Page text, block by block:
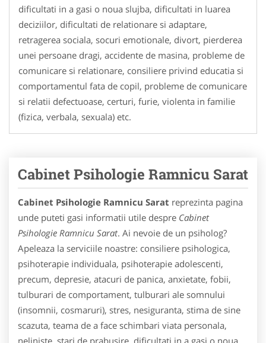
dificultati in a gasi o noua slujba, dificultati in luarea
deciziilor, dificultati de relationare si adaptare,
retragerea sociala, socuri emotionale, divort, pierderea
unei persoane dragi, accidente de masina, probleme de
comunicare si relationare, consiliere privind educatia si
comportamentul fata de copil, probleme de comunicare
si relatii defectuoase, certuri, furie, violenta in familie
(fizica, verbala, sexuala) etc.
Cabinet Psihologie Ramnicu Sarat
Cabinet Psihologie Ramnicu Sarat reprezinta pagina
unde puteti gasi informatii utile despre Cabinet
Psihologie Ramnicu Sarat. Ai nevoie de un psiholog?
Apeleaza la serviciile noastre: consiliere psihologica,
psihoterapie individuala, psihoterapie adolescenti,
precum, depresie, atacuri de panica, anxietate, fobii,
tulburari de comportament, tulburari ale somnului
(insomnii, cosmaruri), stres, nesiguranta, stima de sine
scazuta, teama de a face schimbari viata personala,
neliniste, stari de prabusire, dificultati in a gasi o noua